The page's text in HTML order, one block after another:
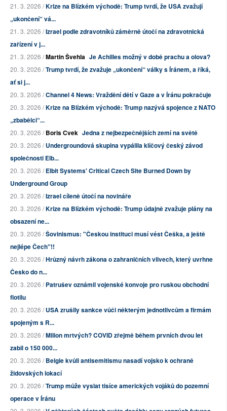
21. 3. 2026 /Krize na Blízkém východě: Trump tvrdí, že USA zvažují
„ukončení“ vá...
21. 3. 2026 /Izrael podle zdravotníků záměrně útočí na zdravotnická
zařízení v j...
21. 3. 2026 /Martin Švehla Je Achilles možný v době prachu a olova?
20. 3. 2026 /Trump tvrdí, že zvažuje „ukončení“ války s Íránem, a říká,
ať si j...
20. 3. 2026 /Channel 4 News: Vraždění dětí v Gaze a v Íránu pokračuje
20. 3. 2026 /Krize na Blízkém východě: Trump nazývá spojence z NATO
„zbabělci“...
20. 3. 2026 /Boris Cvek Jedna z nejbezpečnějších zemí na světě
20. 3. 2026 /Undergroundová skupina vypálila klíčový český závod
společnosti Elb...
20. 3. 2026 /Elbit Systems' Critical Czech Site Burned Down by
Underground Group
20. 3. 2026 /Izrael cíleně útočí na novináře
20. 3. 2026 /Krize na Blízkém východě: Trump údajně zvažuje plány na
obsazení ne...
20. 3. 2026 /Šovinismus: "Českou instituci musí vést Češka, a ještě
nejlépe Čech"!!
20. 3. 2026 /Hrůzný návrh zákona o zahraničních vlivech, který uvrhne
Česko do n...
20. 3. 2026 /Patrušev oznámil vojenské konvoje pro ruskou obchodní
flotilu
20. 3. 2026 /USA zrušily sankce vůči některým jednotlivcům a firmám
spojeným s R...
20. 3. 2026 /Milion mrtvých? COVID zřejmě během prvních dvou let
zabil o 150 000...
20. 3. 2026 /Belgie kvůli antisemitismu nasadí vojsko k ochraně
židovských lokací
20. 3. 2026 /Trump může vyslat tisíce amerických vojáků do pozemní
operace v Íránu